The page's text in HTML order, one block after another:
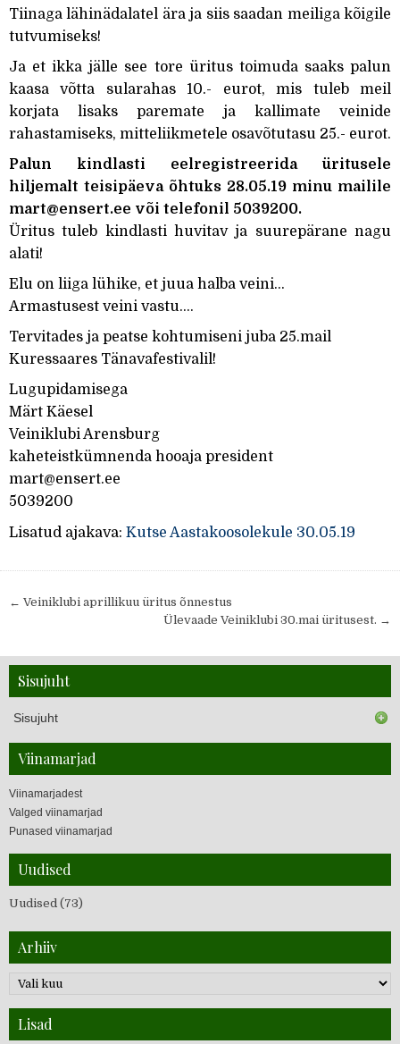
Tiinaga lähinädalatel ära ja siis saadan meiliga kõigile
tutvumiseks!
Ja et ikka jälle see tore üritus toimuda saaks palun
kaasa võtta sularahas 10.- eurot, mis tuleb meil
korjata lisaks paremate ja kallimate veinide
rahastamiseks, mitteliikmetele osavõtutasu 25.- eurot.
Palun kindlasti eelregistreerida üritusele
hiljemalt teisipäeva õhtuks 28.05.19 minu mailile
mart@ensert.ee või telefonil 5039200.
Üritus tuleb kindlasti huvitav ja suurepärane nagu
alati!
Elu on liiga lühike, et juua halba veini…
Armastusest veini vastu….
Tervitades ja peatse kohtumiseni juba 25.mail
Kuressaares Tänavafestivalil!
Lugupidamisega
Märt Käesel
Veiniklubi Arensburg
kaheteistkümnenda hooaja president
mart@ensert.ee
5039200
Lisatud ajakava: Kutse Aastakoosolekule 30.05.19
← Veiniklubi aprillikuu üritus õnnestus
Ülevaade Veiniklubi 30.mai üritusest. →
Sisujuht
Sisujuht
Kes me olemeVeiniklubi asutamisestKontaktid Liikmed JuhatusMeenutusi varasematest aastatest Eestis kuni tänaseniUudised
Viinamarjad
Viinamarjadest
Valged viinamarjad
Punased viinamarjad
Uudised
Uudised (73)
Arhiiv
Lisad